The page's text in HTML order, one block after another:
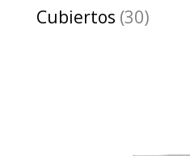
Cubiertos (30)